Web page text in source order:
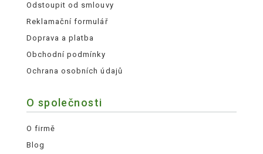
Odstoupit od smlouvy
Reklamační formulář
Doprava a platba
Obchodní podmínky
Ochrana osobních údajů
O společnosti
O firmě
Blog